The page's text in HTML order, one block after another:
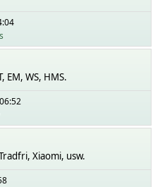
EM, WS, HMS.
Xiaomi, usw.